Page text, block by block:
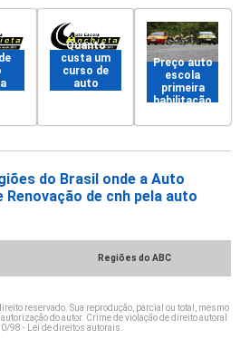
Quanto
custa um
curso de
auto
Preço auto
escola
primeira
habilitação
do Brasil onde a Auto
de cnh pela auto
Regiões do ABC
reservado. Sua reprodução, parcial ou total, mesmo
do autor. Crime de violação de direito autoral
98 - Lei de direitos autorais